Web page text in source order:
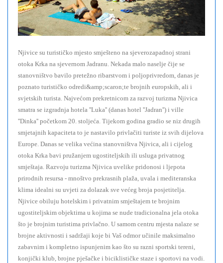
Njivice su turističko mjesto smješteno na sjeverozapadnoj strani
otoka Krka na sjevernom Jadranu. Nekada malo naselje čije se
stanovništvo bavilo pretežno ribarstvom i poljoprivredom, danas je
poznato turističko odredi&amp;scaron;te brojnih europskih, ali i
svjetskih turista. Najvećom prekretnicom za razvoj turizma Njivica
smatra se izgradnja hotela ''Luka'' (danas hotel ''Jadran'') i ville
''Dinka'' početkom 20. stoljeća. Tijekom godina gradio se niz drugih
smjetajnih kapaciteta to je nastavilo privlačiti turiste iz svih dijelova
Europe. Danas se velika većina stanovništva Njivica, ali i cijelog
otoka Krka bavi pružanjem ugostiteljskih ili usluga privatnog
smještaja. Razvoju turizma Njivica uvelike pridonosi i ljepota
prirodnih resursa - mnoštvo prekrasnih plaža, uvala i mediteranska
klima idealni su uvjeti za dolazak sve većeg broja posjetitelja.
Njivice obiluju hotelskim i privatnim smještajem te brojnim
ugostiteljskim objektima u kojima se nude tradicionalna jela otoka
što je brojnim turistima privlačno. U samom centru mjesta nalaze se
brojne aktivnosti i sadržaji koje bi Vaš odmor učinile maksimalno
zabavnim i kompletno ispunjenim kao što su razni sportski tereni,
konjički klub, brojne pješačke i biciklističke staze i sportovi na vodi.